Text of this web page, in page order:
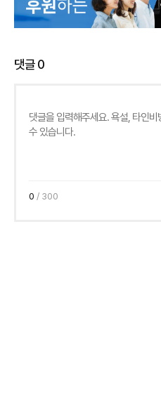
댓글0
0 / 300